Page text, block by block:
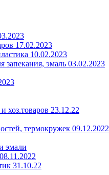
17.02.2023
10.02.2023
эмаль 03.02.2023
хоз.товаров 23.12.22
термокружек 09.12.2022
эмали
31.10.22